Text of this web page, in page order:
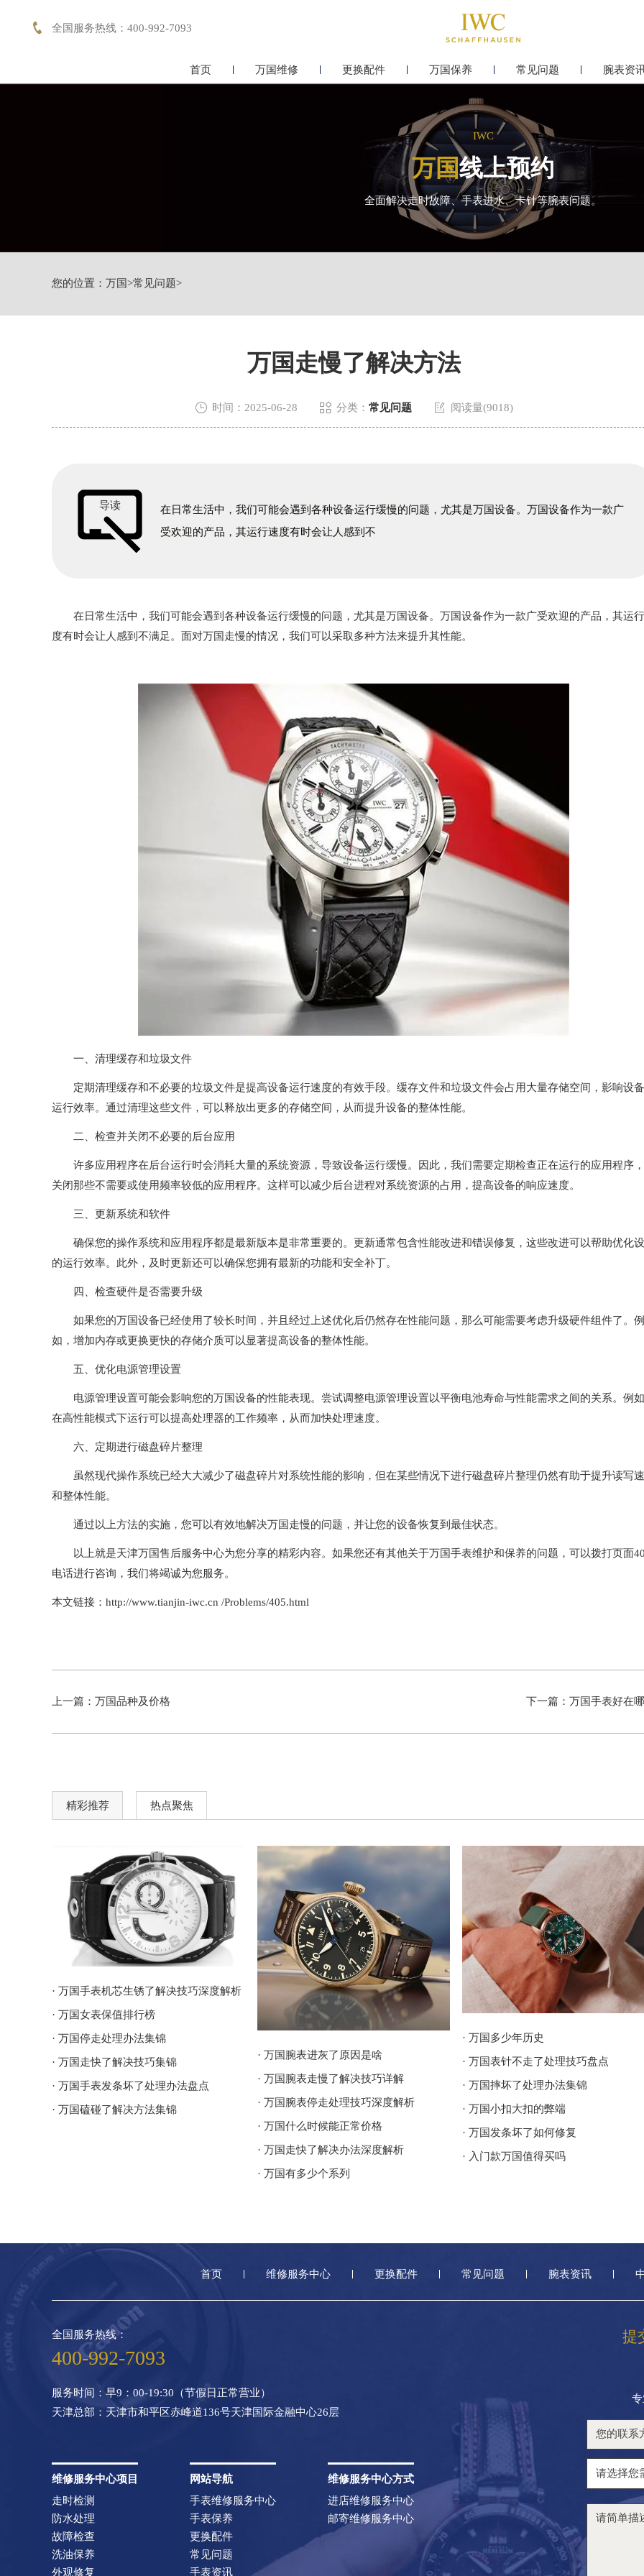
 全国服务热线：400-992-7093
首页 万国维修 更换配件 万国保养 常见问题 腕表资
IWC
万国线上预约
全面解决走时故障、手表进水、卡针等腕表问题。
您的位置： 万国>常见问题>
万国走慢了解决方法
 时间：2025-06-28  分类： 常见问题  阅读量(9018)
导读
在日常生活中，我们可能会遇到各种设备运行缓慢的问题，尤其是万国设备。万国设备作为一款广
受欢迎的产品，其运行速度有时会让人感到不
在日常生活中，我们可能会遇到各种设备运行缓慢的问题，尤其是万国设备。万国设备作为一款广受欢迎的产品，其运
度有时会让人感到不满足。面对万国走慢的情况，我们可以采取多种方法来提升其性能。
一、清理缓存和垃圾文件
定期清理缓存和不必要的垃圾文件是提高设备运行速度的有效手段。缓存文件和垃圾文件会占用大量存储空间，影响设
运行效率。通过清理这些文件，可以释放出更多的存储空间，从而提升设备的整体性能。
二、检查并关闭不必要的后台应用
许多应用程序在后台运行时会消耗大量的系统资源，导致设备运行缓慢。因此，我们需要定期检查正在运行的应用程序
关闭那些不需要或使用频率较低的应用程序。这样可以减少后台进程对系统资源的占用，提高设备的响应速度。
三、更新系统和软件
确保您的操作系统和应用程序都是最新版本是非常重要的。更新通常包含性能改进和错误修复，这些改进可以帮助优化
的运行效率。此外，及时更新还可以确保您拥有最新的功能和安全补丁。
四、检查硬件是否需要升级
如果您的万国设备已经使用了较长时间，并且经过上述优化后仍然存在性能问题，那么可能需要考虑升级硬件组件了。例
如，增加内存或更换更快的存储介质可以显著提高设备的整体性能。
五、优化电源管理设置
电源管理设置可能会影响您的万国设备的性能表现。尝试调整电源管理设置以平衡电池寿命与性能需求之间的关系。例
在高性能模式下运行可以提高处理器的工作频率，从而加快处理速度。
六、定期进行磁盘碎片整理
虽然现代操作系统已经大大减少了磁盘碎片对系统性能的影响，但在某些情况下进行磁盘碎片整理仍然有助于提升读写
和整体性能。
通过以上方法的实施，您可以有效地解决万国走慢的问题，并让您的设备恢复到最佳状态。
以上就是天津万国售后服务中心为您分享的精彩内容。如果您还有其他关于万国手表维护和保养的问题，可以拨打页面
电话进行咨询，我们将竭诚为您服务。
本文链接：http://www.tianjin-iwc.cn /Problems/405.html
上一篇： 万国品种及价格 下一篇： 万国手表好在
精彩推荐 热点聚焦
· 万国手表机芯生锈了解决技巧深度解析
· 万国女表保值排行榜
· 万国停走处理办法集锦
· 万国走快了解决技巧集锦
· 万国手表发条坏了处理办法盘点
· 万国磕碰了解决方法集锦
· 万国腕表进灰了原因是啥
· 万国腕表走慢了解决技巧详解
· 万国腕表停走处理技巧深度解析
· 万国什么时候能正常价格
· 万国走快了解决办法深度解析
· 万国有多少个系列
· 万国多少年历史
· 万国表针不走了处理技巧盘点
· 万国摔坏了处理办法集锦
· 万国小扣大扣的弊端
· 万国发条坏了如何修复
· 入门款万国值得买吗
首页 维修服务中心 更换配件 常见问题 腕表资讯
提
全国服务热线：
400-992-7093
服务时间：早9：00-19:30（节假日正常营业）
天津总部：天津市和平区赤峰道136号天津国际金融中心26层
维修服务中心项目
走时检测
防水处理
故障检查
洗油保养
外观修复
网站导航
手表维修服务中心
手表保养
更换配件
常见问题
手表资讯
维修服务中心方式
进店维修服务中心
邮寄维修服务中心